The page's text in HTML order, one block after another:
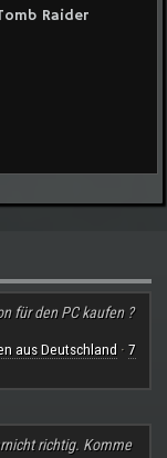
Raider
für den PC kaufen ?
aus Deutschland · 7
richtig. Komme